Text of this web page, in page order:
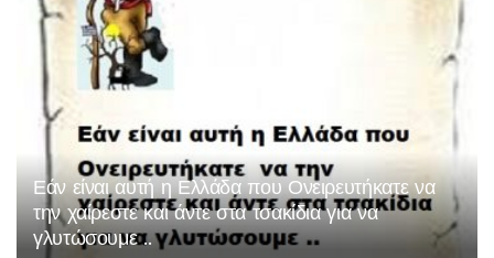
Εάν είναι αυτή η Ελλάδα που Ονειρευτήκατε να
την χαίρεστε και άντε στα τσακίδια για να
γλυτώσουμε ..